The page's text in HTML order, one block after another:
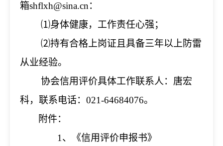
箱shflxh@sina.cn：
⑴身体健康，工作责任心强；
⑵持有合格上岗证且具备三年以上防雷
从业经验。
协会信用评价具体工作联系人：唐宏
科，联系电话：021-64684076。
附件：
1 、《信用评价申报书》